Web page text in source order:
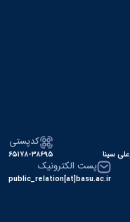
سینا
کدپستی
۶۵۱۷۸-۳۸۶۹۵
پست الکترونیک
public_relation[at]basu.ac.ir